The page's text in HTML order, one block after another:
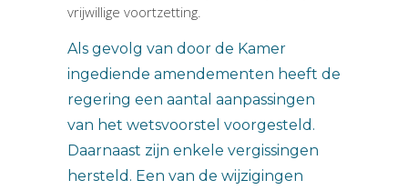
vrijwillige voortzetting.
Als gevolg van door de Kamer
ingediende amendementen heeft de
regering een aantal aanpassingen
van het wetsvoorstel voorgesteld.
Daarnaast zijn enkele vergissingen
hersteld. Een van de wijzigingen